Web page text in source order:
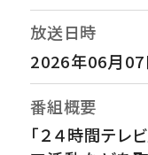
放送日時
2026年06月
番組概要
「２４時間テレ